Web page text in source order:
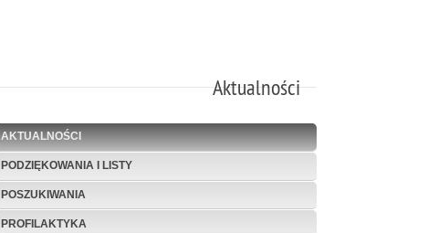
Aktualności
AKTUALNOŚCI
PODZIĘKOWANIA I LISTY
POSZUKIWANIA
PROFILAKTYKA